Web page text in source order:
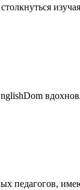
педагогов,